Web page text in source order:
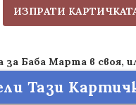
ИЗПРАТИ
Баба Марта в своя,
Тази